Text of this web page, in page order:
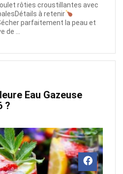
rôties croustillantes avec
à retenir
parfaitement la peau et
de ...
Eau Gazeuse
?